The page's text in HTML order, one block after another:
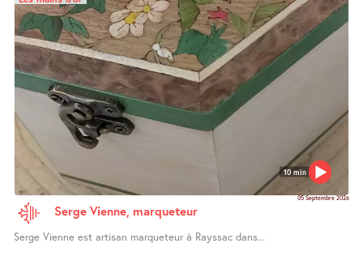
10 min
05 Septembre 2026
Serge Vienne, marqueteur
Serge Vienne est artisan marqueteur à Rayssac dans...